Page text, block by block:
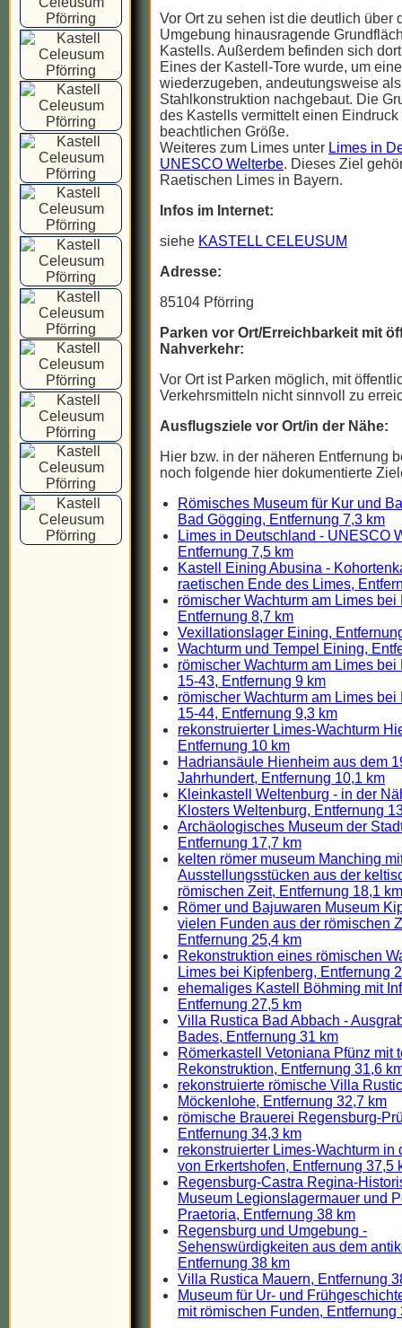
Vor Ort zu sehen ist die deutlich über
Umgebung hinausragende
Kastells. Außerdem befinden sich
Eines der Kastell-Tore wurde, um
wiederzugeben, andeutungsweise als
Stahlkonstruktion nachgebaut. Die
des Kastells vermittelt einen Eindruck
beachtlichen Größe.
Weiteres zum Limes unter Limes in
UNESCO Welterbe. Dieses Ziel
Raetischen Limes in Bayern.
Infos im Internet:
siehe KASTELL CELEUSUM
Adresse:
85104 Pförring
Parken vor Ort/Erreichbarkeit mit
Nahverkehr:
Vor Ort ist Parken möglich, mit
Verkehrsmitteln nicht sinnvoll zu
Ausflugsziele vor Ort/in der Nähe:
Hier bzw. in der näheren Entfernung
noch folgende hier dokumentierte
Römisches Museum für Kur und
Bad Gögging, Entfernung 7,3 km
Limes in Deutschland - UNESCO
Entfernung 7,5 km
Kastell Eining Abusina -
raetischen Ende des Limes,
römischer Wachturm am Limes bei
Entfernung 8,7 km
Vexillationslager Eining,
Wachturm und Tempel Eining,
römischer Wachturm am Limes bei
15-43, Entfernung 9 km
römischer Wachturm am Limes bei
15-44, Entfernung 9,3 km
rekonstruierter Limes-Wachturm
Entfernung 10 km
Hadriansäule Hienheim aus dem
Jahrhundert, Entfernung 10,1 km
Kleinkastell Weltenburg - in der
Klosters Weltenburg, Entfernung
Archäologisches Museum der
Entfernung 17,7 km
kelten römer museum Manching
Ausstellungsstücken aus der
römischen Zeit, Entfernung 18,1 km
Römer und Bajuwaren Museum
vielen Funden aus der römischen
Entfernung 25,4 km
Rekonstruktion eines römischen
Limes bei Kipfenberg, Entfernung
ehemaliges Kastell Böhming mit
Entfernung 27,5 km
Villa Rustica Bad Abbach -
Bades, Entfernung 31 km
Römerkastell Vetoniana Pfünz mit
Rekonstruktion, Entfernung 31,6
rekonstruierte römische Villa
Möckenlohe, Entfernung 32,7 km
römische Brauerei Regensburg-
Entfernung 34,3 km
rekonstruierter Limes-Wachturm in
von Erkertshofen, Entfernung 37,5
Regensburg-Castra Regina-
Museum Legionslagermauer und
Praetoria, Entfernung 38 km
Regensburg und Umgebung -
Sehenswürdigkeiten aus dem
Entfernung 38 km
Villa Rustica Mauern, Entfernung
Museum für Ur- und
mit römischen Funden, Entfernung